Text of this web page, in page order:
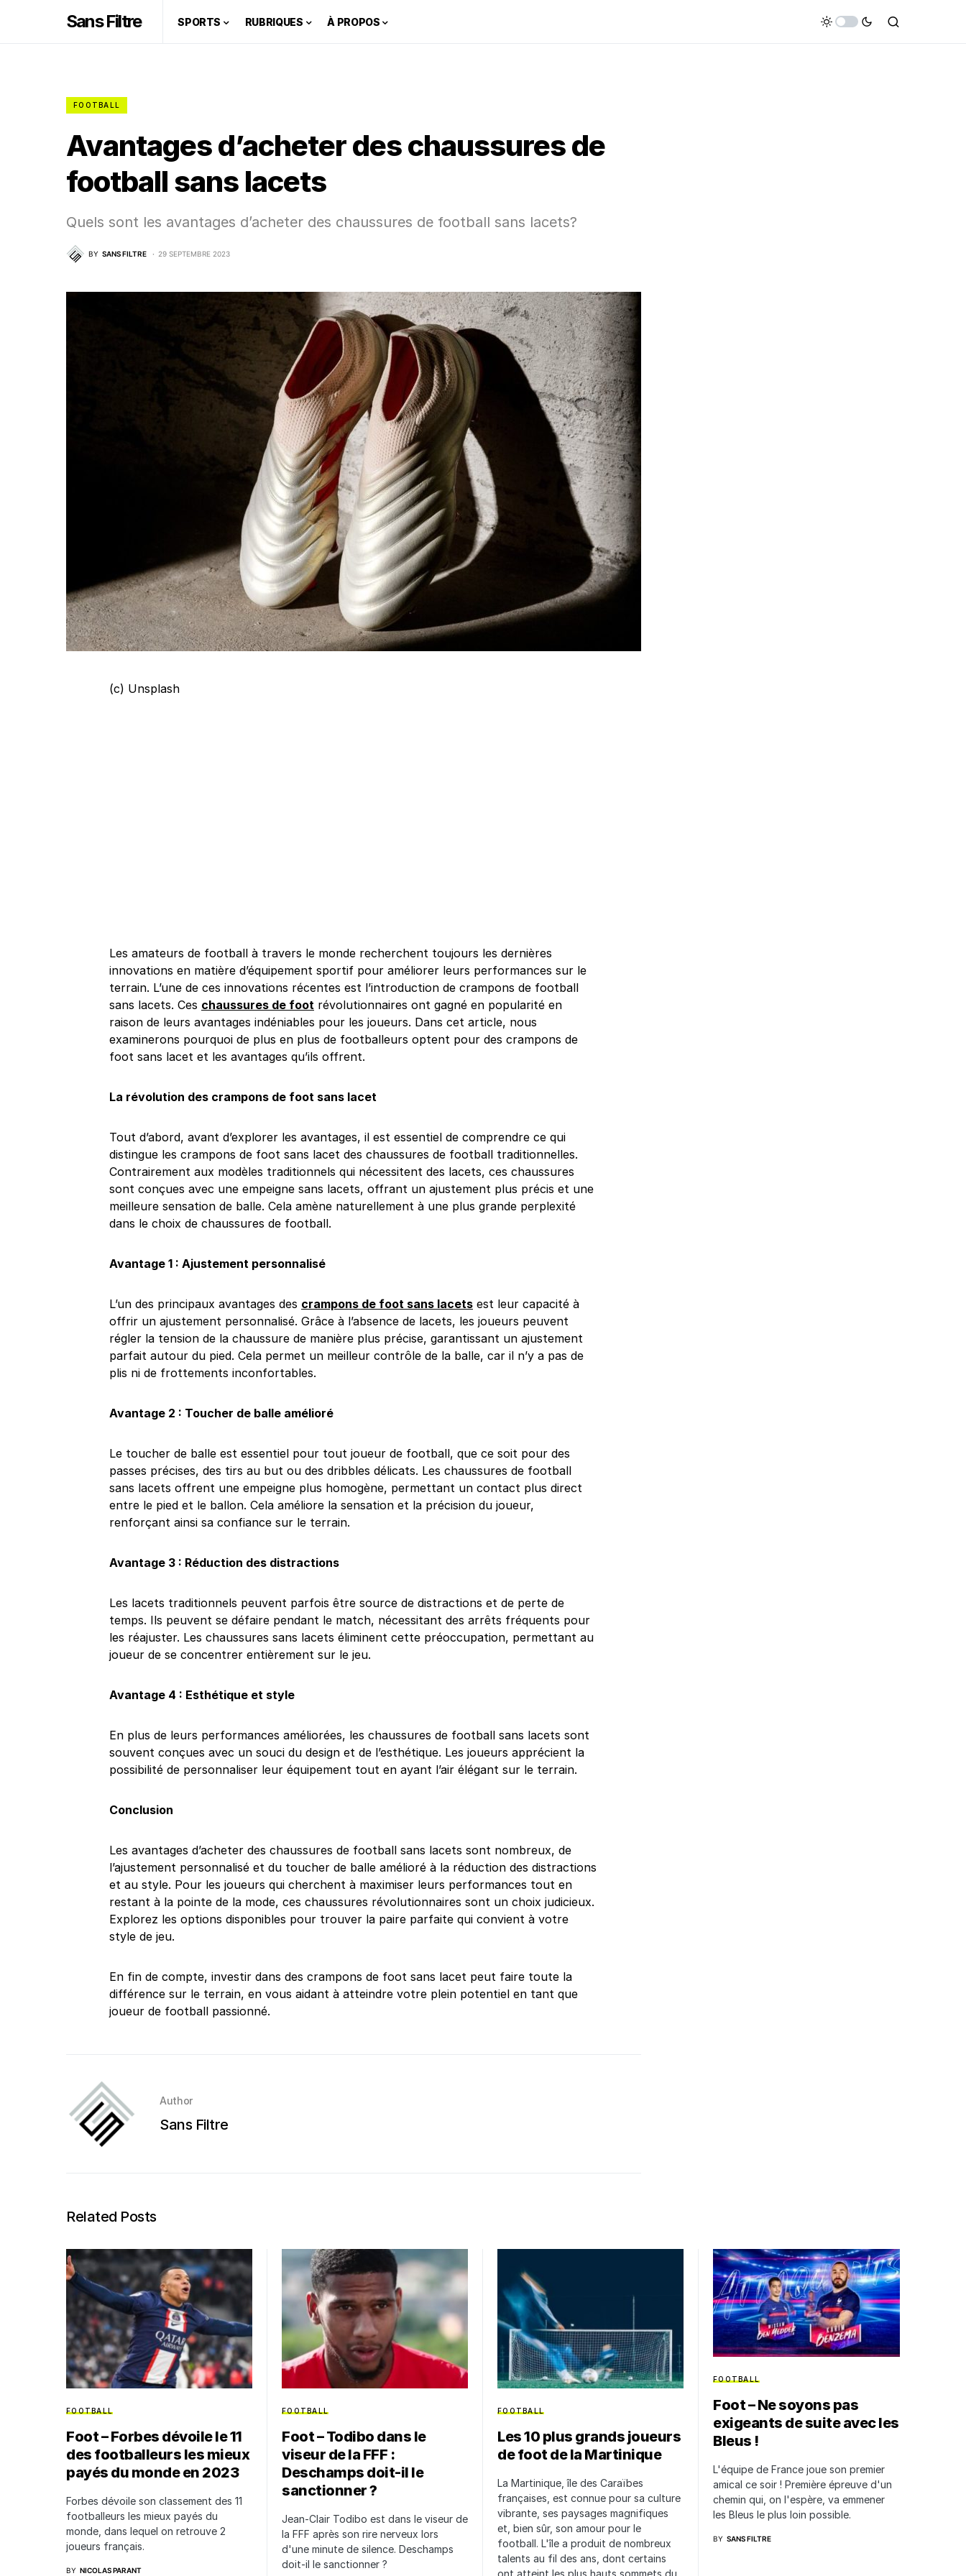
Sans Filtre SPORTS RUBRIQUES À PROPOS
FOOTBALL
Avantages d’acheter des chaussures de
football sans lacets
Quels sont les avantages d’acheter des chaussures de football sans lacets?
BY SANS FILTRE 29 SEPTEMBRE 2023
(c) Unsplash
Les amateurs de football à travers le monde recherchent toujours les dernières
innovations en matière d’équipement sportif pour améliorer leurs performances sur le
terrain. L’une de ces innovations récentes est l’introduction de crampons de football
sans lacets. Ces chaussures de foot révolutionnaires ont gagné en popularité en
raison de leurs avantages indéniables pour les joueurs. Dans cet article, nous
examinerons pourquoi de plus en plus de footballeurs optent pour des crampons de
foot sans lacet et les avantages qu’ils offrent.
La révolution des crampons de foot sans lacet
Tout d’abord, avant d’explorer les avantages, il est essentiel de comprendre ce qui
distingue les crampons de foot sans lacet des chaussures de football traditionnelles.
Contrairement aux modèles traditionnels qui nécessitent des lacets, ces chaussures
sont conçues avec une empeigne sans lacets, offrant un ajustement plus précis et une
meilleure sensation de balle. Cela amène naturellement à une plus grande perplexité
dans le choix de chaussures de football.
Avantage 1 : Ajustement personnalisé
L’un des principaux avantages des crampons de foot sans lacets est leur capacité à
offrir un ajustement personnalisé. Grâce à l’absence de lacets, les joueurs peuvent
régler la tension de la chaussure de manière plus précise, garantissant un ajustement
parfait autour du pied. Cela permet un meilleur contrôle de la balle, car il n’y a pas de
plis ni de frottements inconfortables.
Avantage 2 : Toucher de balle amélioré
Le toucher de balle est essentiel pour tout joueur de football, que ce soit pour des
passes précises, des tirs au but ou des dribbles délicats. Les chaussures de football
sans lacets offrent une empeigne plus homogène, permettant un contact plus direct
entre le pied et le ballon. Cela améliore la sensation et la précision du joueur,
renforçant ainsi sa confiance sur le terrain.
Avantage 3 : Réduction des distractions
Les lacets traditionnels peuvent parfois être source de distractions et de perte de
temps. Ils peuvent se défaire pendant le match, nécessitant des arrêts fréquents pour
les réajuster. Les chaussures sans lacets éliminent cette préoccupation, permettant au
joueur de se concentrer entièrement sur le jeu.
Avantage 4 : Esthétique et style
En plus de leurs performances améliorées, les chaussures de football sans lacets sont
souvent conçues avec un souci du design et de l’esthétique. Les joueurs apprécient la
possibilité de personnaliser leur équipement tout en ayant l’air élégant sur le terrain.
Conclusion
Les avantages d’acheter des chaussures de football sans lacets sont nombreux, de
l’ajustement personnalisé et du toucher de balle amélioré à la réduction des distractions
et au style. Pour les joueurs qui cherchent à maximiser leurs performances tout en
restant à la pointe de la mode, ces chaussures révolutionnaires sont un choix judicieux.
Explorez les options disponibles pour trouver la paire parfaite qui convient à votre
style de jeu.
En fin de compte, investir dans des crampons de foot sans lacet peut faire toute la
différence sur le terrain, en vous aidant à atteindre votre plein potentiel en tant que
joueur de football passionné.
Author
Sans Filtre
Related Posts
FOOTBALL
Foot – Forbes dévoile le 11
des footballeurs les mieux
payés du monde en 2023
Forbes dévoile son classement des 11
footballeurs les mieux payés du
monde, dans lequel on retrouve 2
joueurs français.
BY NICOLAS PARANT
FOOTBALL
Foot – Todibo dans le
viseur de la FFF :
Deschamps doit-il le
sanctionner ?
Jean-Clair Todibo est dans le viseur de
la FFF après son rire nerveux lors
d'une minute de silence. Deschamps
doit-il le sanctionner ?
FOOTBALL
Les 10 plus grands joueurs
de foot de la Martinique
La Martinique, île des Caraïbes
françaises, est connue pour sa culture
vibrante, ses paysages magnifiques
et, bien sûr, son amour pour le
football. L'île a produit de nombreux
talents au fil des ans, dont certains
FOOTBALL
Foot – Ne soyons pas
exigeants de suite avec les
Bleus !
L'équipe de France joue son premier
amical ce soir ! Première épreuve d'un
chemin qui, on l'espère, va emmener
les Bleus le plus loin possible.
BY SANS FILTRE